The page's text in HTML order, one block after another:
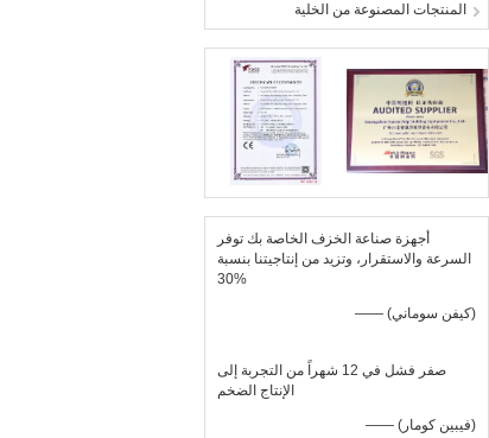
المنتجات المصنوعة من الخلية
أجهزة صناعة الخزف الخاصة بك توفر
السرعة والاستقرار، وتزيد من إنتاجيتنا بنسبة
30%
—— (كيفن سوماني)
صفر فشل في 12 شهراً من التجربة إلى
الإنتاج الضخم
—— (فيبين كومار)